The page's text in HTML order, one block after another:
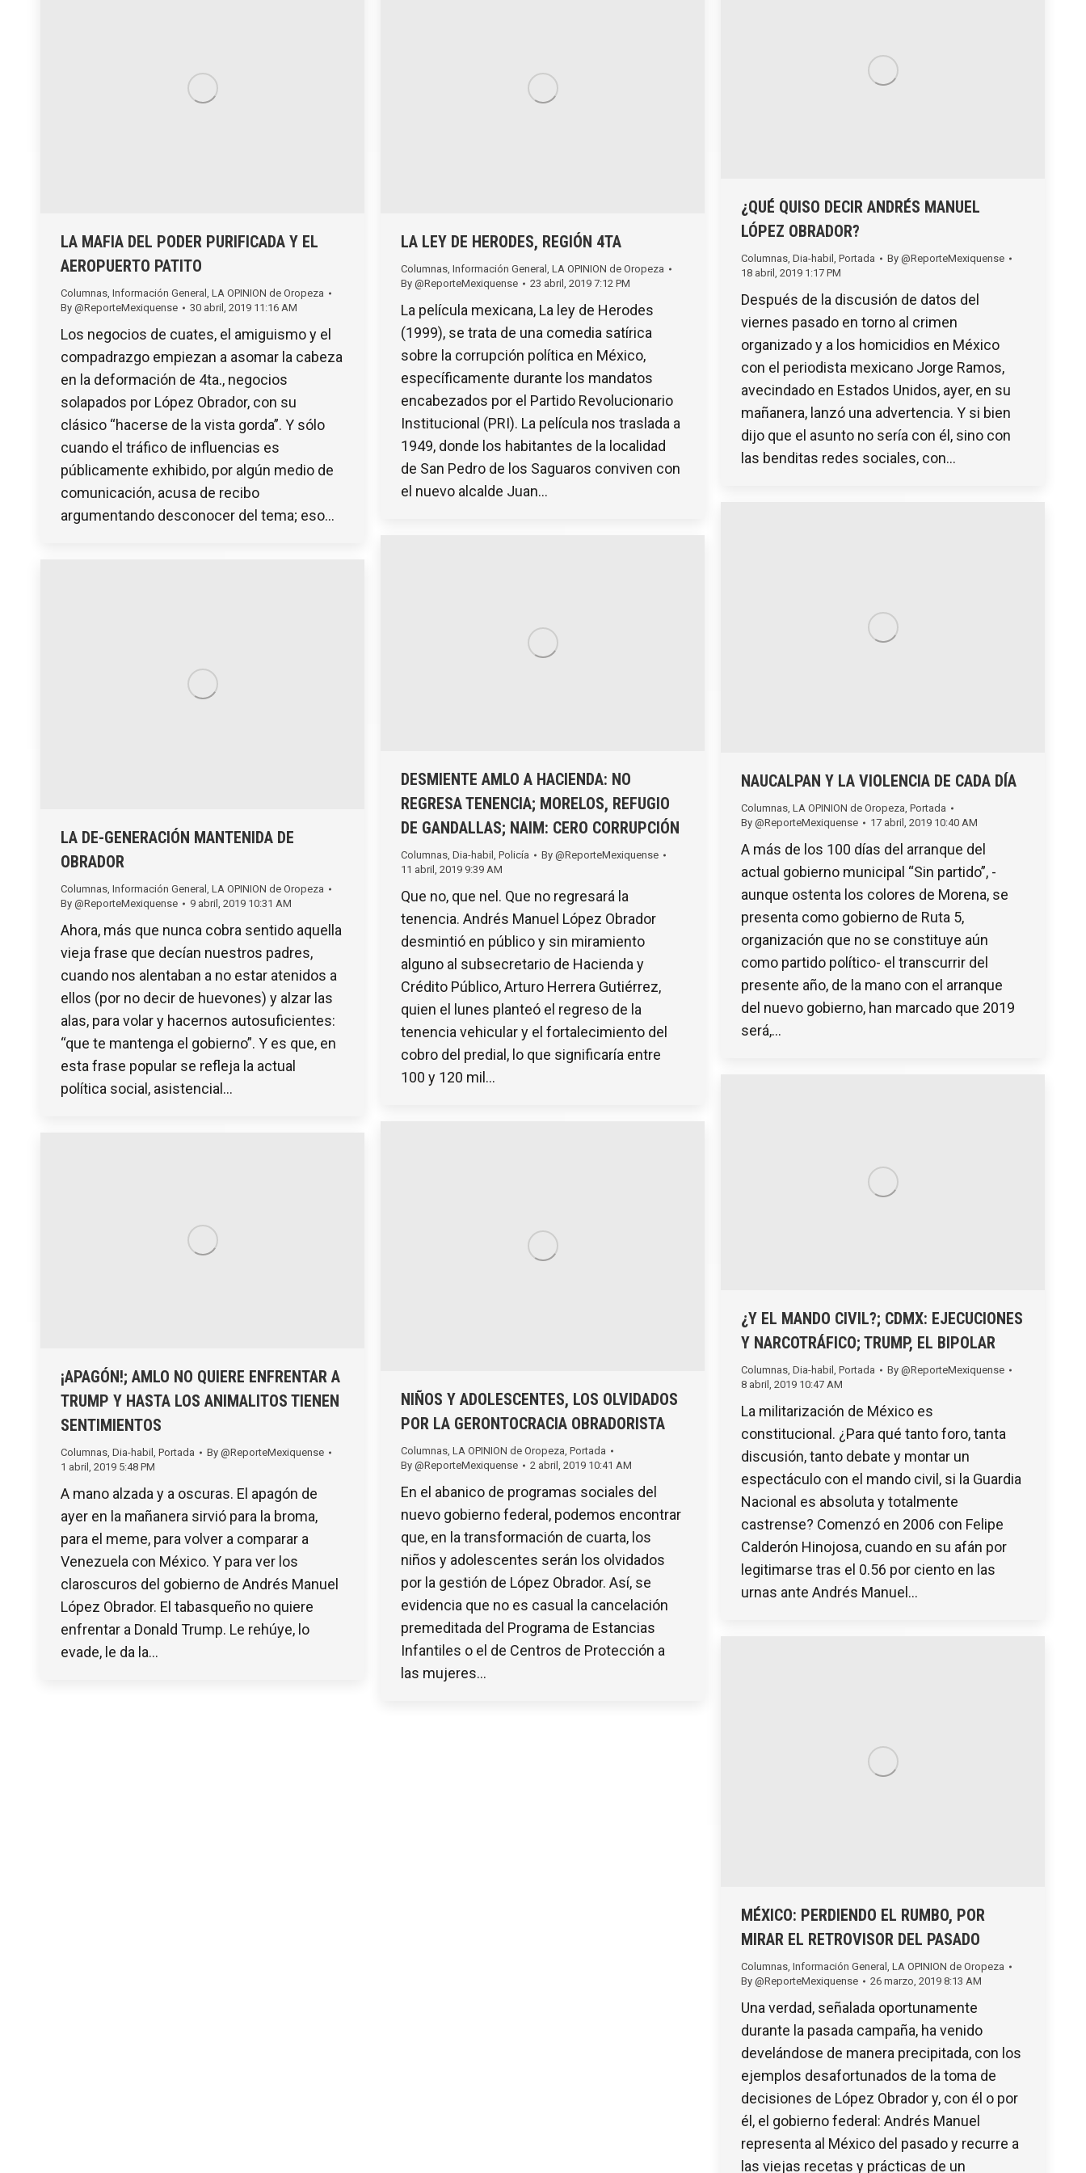
LA MAFIA DEL PODER PURIFICADA Y EL
AEROPUERTO PATITO
Columnas Información General LA OPINION de Oropeza
By @ReporteMexiquense 30 abril, 2019 11:16 AM
Los negocios de cuates, el amiguismo y el
compadrazgo empiezan a asomar la cabeza
en la deformación de 4ta., negocios
solapados por López Obrador, con su
clásico “hacerse de la vista gorda”. Y sólo
cuando el tráfico de influencias es
públicamente exhibido, por algún medio de
comunicación, acusa de recibo
argumentando desconocer del tema; eso…
LA LEY DE HERODES, REGIÓN 4TA
Columnas Información General LA OPINION de Oropeza
By @ReporteMexiquense 23 abril, 2019 7:12 PM
La película mexicana, La ley de Herodes
(1999), se trata de una comedia satírica
sobre la corrupción política en México,
específicamente durante los mandatos
encabezados por el Partido Revolucionario
Institucional (PRI). La película nos traslada a
1949, donde los habitantes de la localidad
de San Pedro de los Saguaros conviven con
el nuevo alcalde Juan…
¿QUÉ QUISO DECIR ANDRÉS MANUEL
LÓPEZ OBRADOR?
Columnas, Dia-habil , Portada By @ReporteMexiquense
18 abril, 2019 1:17 PM
Después de la discusión de datos del
viernes pasado en torno al crimen
organizado y a los homicidios en México
con el periodista mexicano Jorge Ramos,
avecindado en Estados Unidos, ayer, en su
mañanera, lanzó una advertencia. Y si bien
dijo que el asunto no sería con él, sino con
las benditas redes sociales, con…
NAUCALPAN Y LA VIOLENCIA DE CADA DÍA
Columnas LA OPINION de Oropeza Portada
By @ReporteMexiquense 17 abril, 2019 10:40 AM
A más de los 100 días del arranque del
actual gobierno municipal “Sin partido”, -
aunque ostenta los colores de Morena, se
presenta como gobierno de Ruta 5,
organización que no se constituye aún
como partido político- el transcurrir del
presente año, de la mano con el arranque
del nuevo gobierno, han marcado que 2019
será,…
DESMIENTE AMLO A HACIENDA: NO
REGRESA TENENCIA; MORELOS, REFUGIO
DE GANDALLAS; NAIM: CERO CORRUPCIÓN
Columnas Dia-habil Policía By @ReporteMexiquense
11 abril, 2019 9:39 AM
Que no, que nel. Que no regresará la
tenencia. Andrés Manuel López Obrador
desmintió en público y sin miramiento
alguno al subsecretario de Hacienda y
Crédito Público, Arturo Herrera Gutiérrez,
quien el lunes planteó el regreso de la
tenencia vehicular y el fortalecimiento del
cobro del predial, lo que significaría entre
100 y 120 mil…
LA DE-GENERACIÓN MANTENIDA DE
OBRADOR
Columnas, Información General , LA OPINION de Oropeza
By @ReporteMexiquense 9 abril, 2019 10:31 AM
Ahora, más que nunca cobra sentido aquella
vieja frase que decían nuestros padres,
cuando nos alentaban a no estar atenidos a
ellos (por no decir de huevones) y alzar las
alas, para volar y hacernos autosuficientes:
“que te mantenga el gobierno”. Y es que, en
esta frase popular se refleja la actual
política social, asistencial…
¿Y EL MANDO CIVIL?; CDMX: EJECUCIONES
Y NARCOTRÁFICO; TRUMP, EL BIPOLAR
Columnas, Dia-habil , Portada By @ReporteMexiquense
8 abril, 2019 10:47 AM
La militarización de México es
constitucional. ¿Para qué tanto foro, tanta
discusión, tanto debate y montar un
espectáculo con el mando civil, si la Guardia
Nacional es absoluta y totalmente
castrense? Comenzó en 2006 con Felipe
Calderón Hinojosa, cuando en su afán por
legitimarse tras el 0.56 por ciento en las
urnas ante Andrés Manuel…
NIÑOS Y ADOLESCENTES, LOS OLVIDADOS
POR LA GERONTOCRACIA OBRADORISTA
Columnas, LA OPINION de Oropeza, Portada
By @ReporteMexiquense 2 abril, 2019 10:41 AM
En el abanico de programas sociales del
nuevo gobierno federal, podemos encontrar
que, en la transformación de cuarta, los
niños y adolescentes serán los olvidados
por la gestión de López Obrador. Así, se
evidencia que no es casual la cancelación
premeditada del Programa de Estancias
Infantiles o el de Centros de Protección a
las mujeres…
¡APAGÓN!; AMLO NO QUIERE ENFRENTAR A
TRUMP Y HASTA LOS ANIMALITOS TIENEN
SENTIMIENTOS
Columnas, Dia-habil , Portada By @ReporteMexiquense
1 abril, 2019 5:48 PM
A mano alzada y a oscuras. El apagón de
ayer en la mañanera sirvió para la broma,
para el meme, para volver a comparar a
Venezuela con México. Y para ver los
claroscuros del gobierno de Andrés Manuel
López Obrador. El tabasqueño no quiere
enfrentar a Donald Trump. Le rehúye, lo
evade, le da la…
MÉXICO: PERDIENDO EL RUMBO, POR
MIRAR EL RETROVISOR DEL PASADO
Columnas Información General LA OPINION de Oropeza
By @ReporteMexiquense 26 marzo, 2019 8:13 AM
Una verdad, señalada oportunamente
durante la pasada campaña, ha venido
develándose de manera precipitada, con los
ejemplos desafortunados de la toma de
decisiones de López Obrador y, con él o por
él, el gobierno federal: Andrés Manuel
representa al México del pasado y recurre a
las viejas recetas y prácticas de un